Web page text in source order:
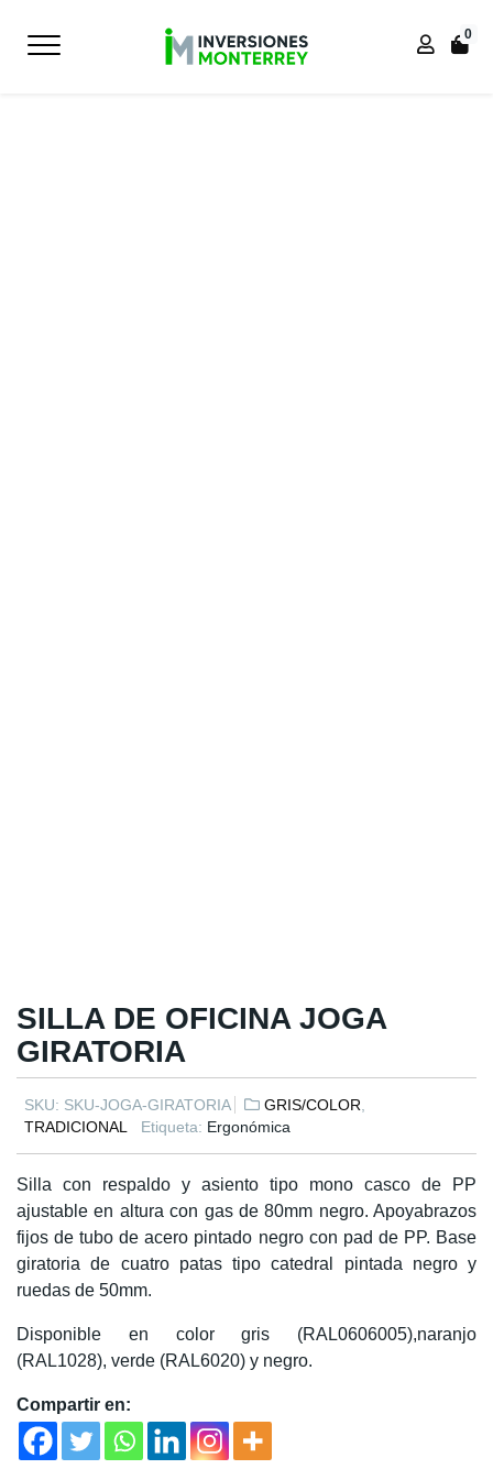
0
Inicio TRADICIONAL SILLA DE OFICINA JOGA GIRATORIA
SILLA DE OFICINA JOGA
GIRATORIA
SKU: SKU-JOGA-GIRATORIA GRIS/COLOR
TRADICIONAL
Etiqueta: Ergonómica
Silla con respaldo y asiento tipo mono casco de PP
ajustable en altura con gas de 80mm negro. Apoyabrazos
fijos de tubo de acero pintado negro con pad de PP. Base
giratoria de cuatro patas tipo catedral pintada negro y
ruedas de 50mm.
Disponible en color gris (RAL0606005),naranjo
(RAL1028), verde (RAL6020) y negro.
Compartir en: